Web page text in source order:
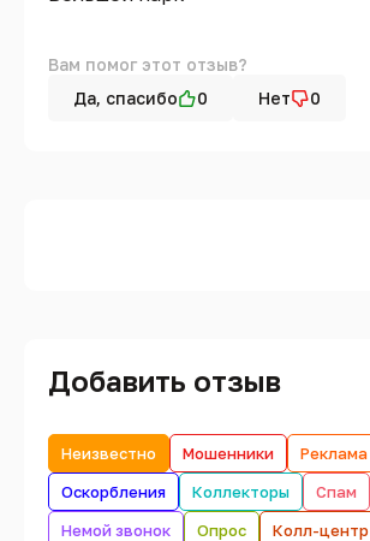
Вам помог этот отзыв?
Да, спасибо
0 Нет 0
Добавить отзыв
Неизвестно Мошенники
Реклама
Оскорбления
Коллекторы
Спам
Немой звонок
Опрос
Колл-центр